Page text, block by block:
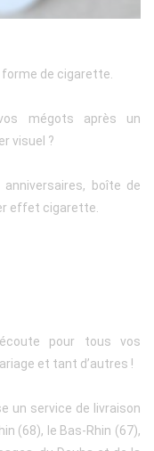
forme de cigarette.
mégots après un
visuel ?
boîte de
effet cigarette.
pour tous vos
et tant d’autres !
un service de livraison
(68), le Bas-Rhin (67),